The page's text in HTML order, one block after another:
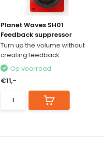
Planet Waves SH01
Feedback suppressor
Turn up the volume without
creating feedback.
Op voorraad
€11,-